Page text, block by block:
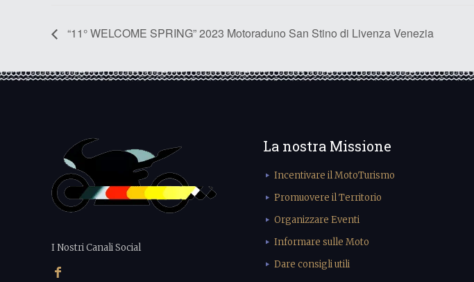
“11° WELCOME SPRING” 2023 Motoraduno San Stino di Livenza Venezia
I Nostri Canali Social
La nostra Missione
Incentivare il MotoTurismo
Promuovere il Territorio
Organizzare Eventi
Informare sulle Moto
Dare consigli utili